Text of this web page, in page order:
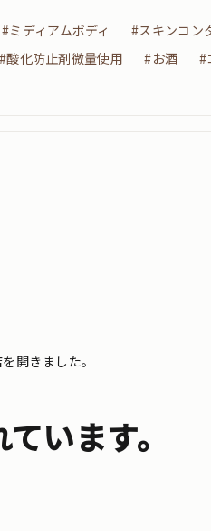
#ミディアムボディ #スキンコン
#酸化防止剤微量使用 #お酒 #
開きました。
います。